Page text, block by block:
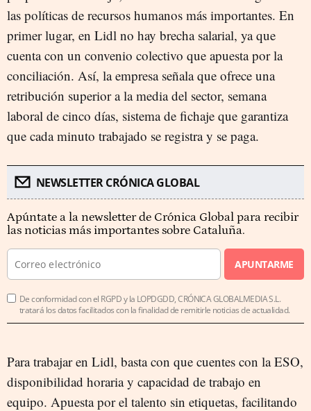
las políticas de recursos humanos más importantes. En
primer lugar, en Lidl no hay brecha salarial, ya que
cuenta con un convenio colectivo que apuesta por la
conciliación. Así, la empresa señala que ofrece una
retribución superior a la media del sector, semana
laboral de cinco días, sistema de fichaje que garantiza
que cada minuto trabajado se registra y se paga.
NEWSLETTER CRÓNICA GLOBAL
Apúntate a la newsletter de Crónica Global para recibir
las noticias más importantes sobre Cataluña.
APUNTARME
De conformidad con el RGPD y la LOPDGDD, CRÓNICA GLOBALMEDIA S.L.
tratará los datos facilitados con la finalidad de remitirle noticias de actualidad.
Para trabajar en Lidl, basta con que cuentes con la ESO,
disponibilidad horaria y capacidad de trabajo en
equipo. Apuesta por el talento sin etiquetas, facilitando